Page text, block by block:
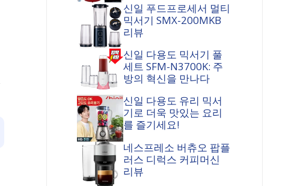
신일 푸드프로세서 멀티
믹서기 SMX-200MKB
리뷰
신일 다용도 믹서기 풀
세트 SFM-N3700K: 주
방의 혁신을 만나다
신일 다용도 유리 믹서
기로 더욱 맛있는 요리
를 즐기세요!
네스프레소 버츄오 팝플
러스 디럭스 커피머신
리뷰